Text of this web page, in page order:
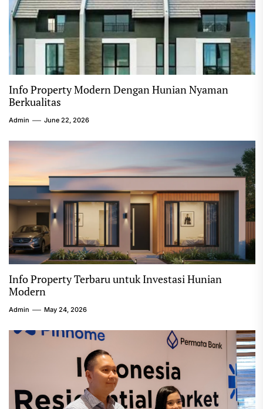
Info Property Modern Dengan Hunian Nyaman
Berkualitas
Admin June 22, 2026
Info Property Terbaru untuk Investasi Hunian
Modern
Admin May 24, 2026